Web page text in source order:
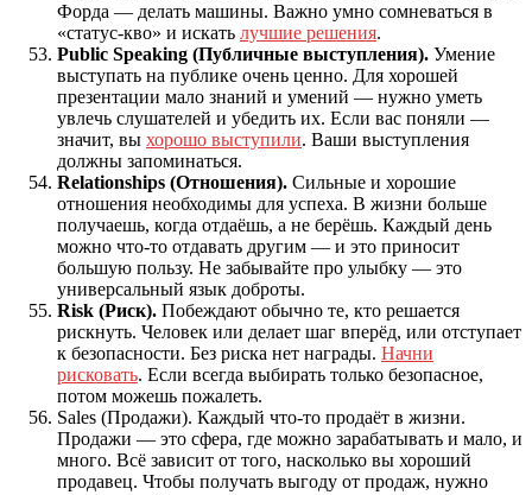
Форда — делать машины. Важно умно сомневаться в
«статус-кво» и искать лучшие решения.
Public Speaking (Публичные выступления). Умение
выступать на публике очень ценно. Для хорошей
презентации мало знаний и умений — нужно уметь
увлечь слушателей и убедить их. Если вас поняли —
значит, вы хорошо выступили. Ваши выступления
должны запоминаться.
Relationships (Отношения). Сильные и хорошие
отношения необходимы для успеха. В жизни больше
получаешь, когда отдаёшь, а не берёшь. Каждый день
можно что-то отдавать другим — и это приносит
большую пользу. Не забывайте про улыбку — это
универсальный язык доброты.
Risk (Риск). Побеждают обычно те, кто решается
рискнуть. Человек или делает шаг вперёд, или отступает
к безопасности. Без риска нет награды. Начни
рисковать. Если всегда выбирать только безопасное,
потом можешь пожалеть.
Sales (Продажи). Каждый что-то продаёт в жизни.
Продажи — это сфера, где можно зарабатывать и мало, и
много. Всё зависит от того, насколько вы хороший
продавец. Чтобы получать выгоду от продаж, нужно